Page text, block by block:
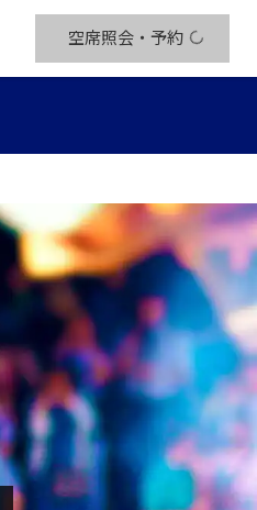
空席照会・予約